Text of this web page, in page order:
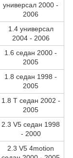
универсал 2000 -
2006
1.4 универсал
2004 - 2006
1.6 седан 2000 -
2005
1.8 седан 1998 -
2005
1.8 T седан 2002 -
2005
2.3 V5 седан 1998
- 2000
2.3 V5 4motion